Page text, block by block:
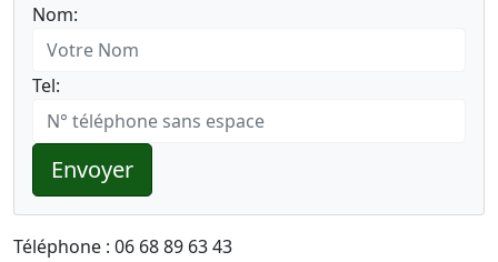
Nom:
Tel:
Envoyer
Téléphone : 06 68 89 63 43